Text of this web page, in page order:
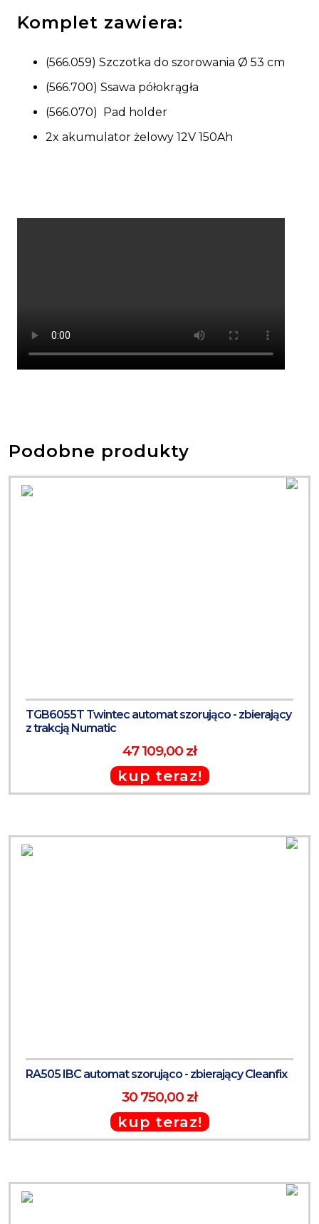
Komplet zawiera:
(566.059) Szczotka do szorowania Ø 53 cm
(566.700) Ssawa półokrągła
(566.070) Pad holder
2x akumulator żelowy 12V 150Ah
Podobne produkty
TGB6055T Twintec automat szorująco - zbierający
z trakcją Numatic
47 109,00 zł
kup teraz!
RA505 IBC automat szorująco - zbierający Cleanfix
30 750,00 zł
kup teraz!